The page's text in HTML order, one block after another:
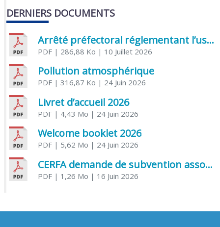
DERNIERS DOCUMENTS
Arrêté préfectoral réglementant l’usage de l’eau
PDF| 286,88 Ko | 10 Juillet 2026
Pollution atmosphérique
PDF| 316,87 Ko | 24 Juin 2026
Livret d’accueil 2026
PDF| 4,43 Mo | 24 Juin 2026
Welcome booklet 2026
PDF| 5,62 Mo | 24 Juin 2026
CERFA demande de subvention association
PDF| 1,26 Mo | 16 Juin 2026